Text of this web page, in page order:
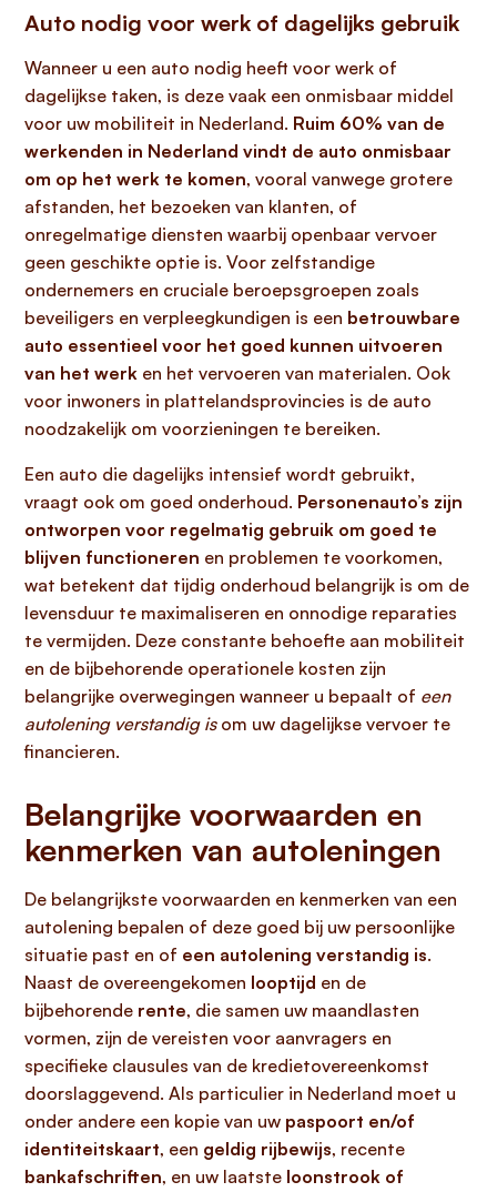
Auto nodig voor werk of dagelijks gebruik
Wanneer u een auto nodig heeft voor werk of
dagelijkse taken, is deze vaak een onmisbaar middel
voor uw mobiliteit in Nederland. Ruim 60% van de
werkenden in Nederland vindt de auto onmisbaar
om op het werk te komen, vooral vanwege grotere
afstanden, het bezoeken van klanten, of
onregelmatige diensten waarbij openbaar vervoer
geen geschikte optie is. Voor zelfstandige
ondernemers en cruciale beroepsgroepen zoals
beveiligers en verpleegkundigen is een betrouwbare
auto essentieel voor het goed kunnen uitvoeren
van het werk en het vervoeren van materialen. Ook
voor inwoners in plattelandsprovincies is de auto
noodzakelijk om voorzieningen te bereiken.
Een auto die dagelijks intensief wordt gebruikt,
vraagt ook om goed onderhoud. Personenauto’s zijn
ontworpen voor regelmatig gebruik om goed te
blijven functioneren en problemen te voorkomen,
wat betekent dat tijdig onderhoud belangrijk is om de
levensduur te maximaliseren en onnodige reparaties
te vermijden. Deze constante behoefte aan mobiliteit
en de bijbehorende operationele kosten zijn
belangrijke overwegingen wanneer u bepaalt of een
autolening verstandig isom uw dagelijkse vervoer te
financieren.
Belangrijke voorwaarden en
kenmerken van autoleningen
De belangrijkste voorwaarden en kenmerken van een
autolening bepalen of deze goed bij uw persoonlijke
situatie past en of een autolening verstandig is.
Naast de overeengekomen looptijd en de
bijbehorende rente, die samen uw maandlasten
vormen, zijn de vereisten voor aanvragers en
specifieke clausules van de kredietovereenkomst
doorslaggevend. Als particulier in Nederland moet u
onder andere een kopie van uw paspoort en/of
identiteitskaart, een geldig rijbewijs, recente
bankafschriften, en uw laatste loonstrook of